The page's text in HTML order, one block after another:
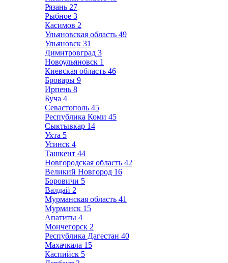
Рязань 27
Рыбное 3
Касимов 2
Ульяновская область 49
Ульяновск 31
Димитровград 3
Новоульяновск 1
Киевская область 46
Бровары 9
Ирпень 8
Буча 4
Севастополь 45
Республика Коми 45
Сыктывкар 14
Ухта 5
Усинск 4
Ташкент 44
Новгородская область 42
Великий Новгород 16
Боровичи 5
Валдай 2
Мурманская область 41
Мурманск 15
Апатиты 4
Мончегорск 2
Республика Дагестан 40
Махачкала 15
Каспийск 5